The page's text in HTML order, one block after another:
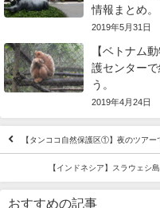
情報まとめ。
2019年5月31日
【ベトナム
護センター
う。
2019年4月24日
【タンココ自然保護区①】夜のツアー
【インドネシア】スラウェシ
おすすめの記事